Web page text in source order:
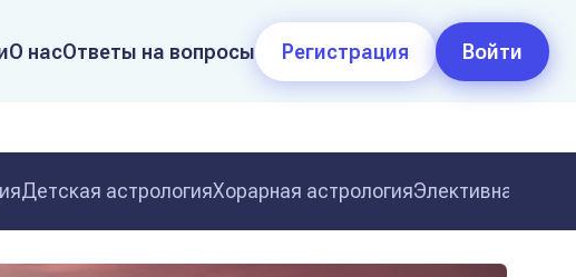
О насОтветы на вопросы Регистрация Войти
Детская астрологияХорарная астрологияЭлективная